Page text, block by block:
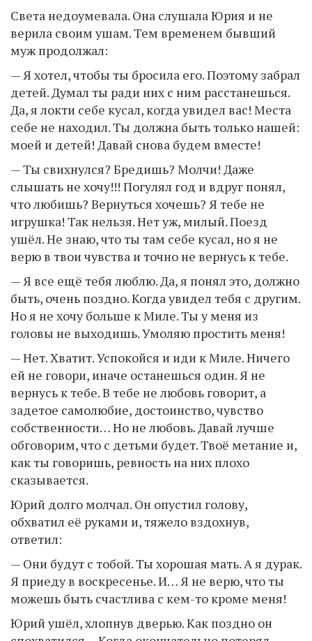
Света недоумевала. Она слушала Юрия и не
верила своим ушам. Тем временем бывший
муж продолжал:
— Я хотел, чтобы ты бросила его. Поэтому забрал
детей. Думал ты ради них с ним расстанешься.
Да, я локти себе кусал, когда увидел вас! Места
себе не находил. Ты должна быть только нашей:
моей и детей! Давай снова будем вместе!
— Ты свихнулся? Бредишь? Молчи! Даже
слышать не хочу!!! Погулял год и вдруг понял,
что любишь? Вернуться хочешь? Я тебе не
игрушка! Так нельзя. Нет уж, милый. Поезд
ушёл. Не знаю, что ты там себе кусал, но я не
верю в твои чувства и точно не вернусь к тебе.
— Я все ещё тебя люблю. Да, я понял это, должно
быть, очень поздно. Когда увидел тебя с другим.
Но я не хочу больше к Миле. Ты у меня из
головы не выходишь. Умоляю простить меня!
— Нет. Хватит. Успокойся и иди к Миле. Ничего
ей не говори, иначе останешься один. Я не
вернусь к тебе. В тебе не любовь говорит, а
задетое самолюбие, достоинство, чувство
собственности… Но не любовь. Давай лучше
обговорим, что с детьми будет. Твоё метание и,
как ты говоришь, ревность на них плохо
сказывается.
Юрий долго молчал. Он опустил голову,
обхватил её руками и, тяжело вздохнув,
ответил:
— Они будут с тобой. Ты хорошая мать. А я дурак.
Я приеду в воскресенье. И… Я не верю, что ты
можешь быть счастлива с кем-то кроме меня!
Юрий ушёл, хлопнув дверью. Как поздно он